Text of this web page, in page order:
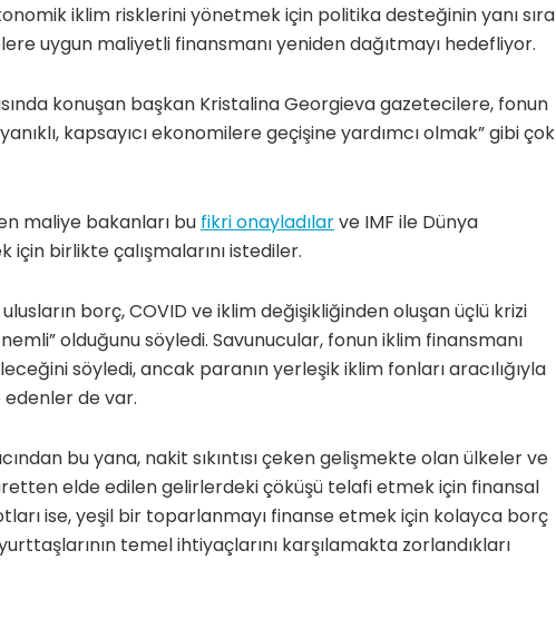
iklim risklerini yönetmek için politika desteğinin yanı sıra
uygun maliyetli finansmanı yeniden dağıtmayı hedefliyor.
konuşan başkan Kristalina Georgieva gazetecilere, fonun
kapsayıcı ekonomilere geçişine yardımcı olmak” gibi çok
maliye bakanları bu fikri onayladılarve IMF ile Dünya
için birlikte çalışmalarını istediler.
borç, COVID ve iklim değişikliğinden oluşan üçlü krizi
olduğunu söyledi. Savunucular, fonun iklim finansmanı
söyledi, ancak paranın yerleşik iklim fonları aracılığıyla
de var.
bu yana, nakit sıkıntısı çeken gelişmekte olan ülkeler ve
elde edilen gelirlerdeki çöküşü telafi etmek için finansal
ise, yeşil bir toparlanmayı finanse etmek için kolayca borç
temel ihtiyaçlarını karşılamakta zorlandıkları